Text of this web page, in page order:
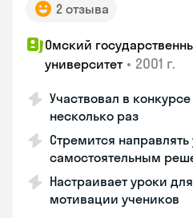
2 отзыва
Омский
университет • 2001 г.
Участвовал в
несколько раз
Стремится
самостоятельным
Настраивает уроки
мотивации учеников